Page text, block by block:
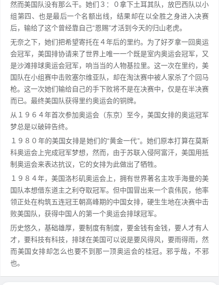
然而美国队没有那么干。她们３：０拿下土耳其队，放巴西队以小
组第四、也是最后一个名额出线，结果却在以全胜之身进入决赛
后，输给了这个曾经靠自己“恩赐”才活到今天的归山老虎。
无奈之下，她们把希望寄托在４年后的里约。为了好歹拿一回奥运
会冠军，美国排协请来了世界上唯一一个既是室内奥运会冠军，又
是沙滩排球奥运会冠军，响当当的人物基拉里。这一次在里约，美
国队在小组赛中击败塞尔维亚队，却在淘汰赛中被人家杀了个回马
枪。这一次她们输给自己的手下败将不是在决赛中，仅是在半决赛
而已。最终美国队获得里约奥运会的铜牌。
从１９６４年首次参加奥运会（东京）至今，美国女排的奥运冠军
梦总是以破碎告终。
１９８０年的美国女排是她们的“黄金一代”。她们原本打算在莫斯
科奥运会上完成冠军梦想，然而，由于苏联入侵阿富汗，美国用抵
制奥运会来表达抗议，它的女排为此做出了牺牲。
１９８４年，美国洛杉矶奥运会上，拥有世界著名主攻手海曼的美
国队本想借东道主之利夺取冠军。但中国冒出来一个袁伟民，他率
领正处在构筑五连冠王朝高峰期的中国女排，硬生生地在决赛中击
败美国队，获得中国人的第一个奥运会排球冠军。
历史悠久，基础雄厚，要制度有制度，要金钱有金钱，要人才有人
才，要科技有科技，排球在美国可以说是要风得风，要雨得雨，然
而美国女排却怎么也要不到那一顶奥运会的桂冠。邪乎哉，不邪
也。